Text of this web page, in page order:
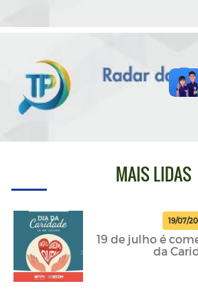
MAIS LIDAS
19/07/
19 de julho é
da